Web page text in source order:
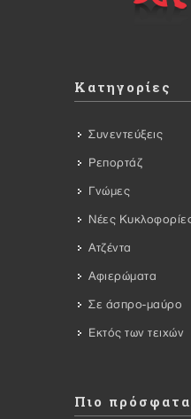
Κατηγορίες
Συνεντεύξεις
Ρεπορτάζ
Γνώμες
Νέες
Ατζέντα
Αφιερώματα
Σε άσπρο-μαύρο
Εκτός των τειχών
Πιο πρόσφατα